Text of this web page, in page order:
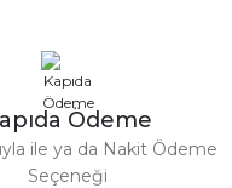
100 Ml
Ödeme
ile ya da Nakit Ödeme
Seçeneği